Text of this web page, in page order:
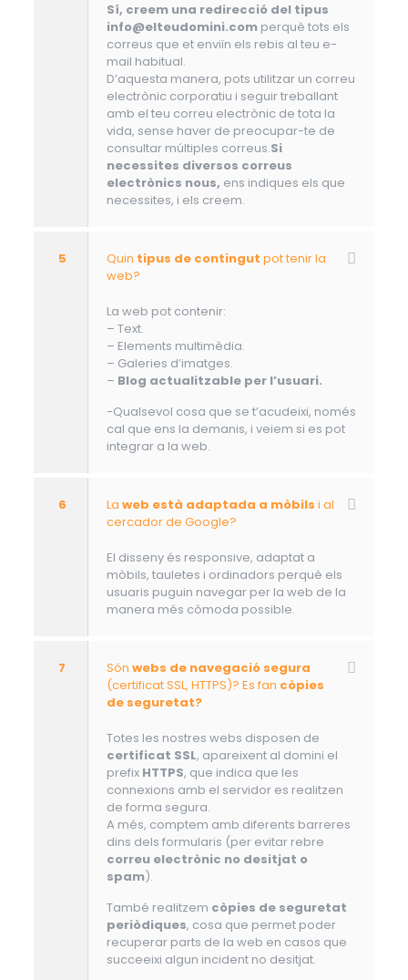
Sí, creem una redirecció del tipus
info@elteudomini.comperquè tots els
correus que et enviïn els rebis al teu e-
mail habitual.
D’aquesta manera, pots utilitzar un correu
electrònic corporatiu i seguir treballant
amb el teu correu electrònic de tota la
vida, sense haver de preocupar-te de
consultar múltiples correus.Si
necessites diversos correus
electrònics nous, ens indiques els que
necessites, i els creem.
5 Quin tipus de contingut pot tenir la
web?
La web pot contenir:
– Text.
– Elements multimèdia.
– Galeries d’imatges.
– Blog actualitzable per l’usuari.
-Qualsevol cosa que se t’acudeixi, només
cal que ens la demanis, i veiem si es pot
integrar a la web.
6 La web està adaptada a mòbils i al
cercador de Google?
El disseny és responsive, adaptat a
mòbils, tauletes i ordinadors perquè els
usuaris puguin navegar per la web de la
manera més còmoda possible.
7 Són webs de navegació segura
(certificat SSL, HTTPS)? Es fan còpies
de seguretat?
Totes les nostres webs disposen de
certificat SSL, apareixent al domini el
prefix HTTPS, que indica que les
connexions amb el servidor es realitzen
de forma segura.
A més, comptem amb diferents barreres
dins dels formularis (per evitar rebre
correu electrònic no desitjat o
spam).
També realitzem còpies de seguretat
periòdiques, cosa que permet poder
recuperar parts de la web en casos que
succeeixi algun incident no desitjat.